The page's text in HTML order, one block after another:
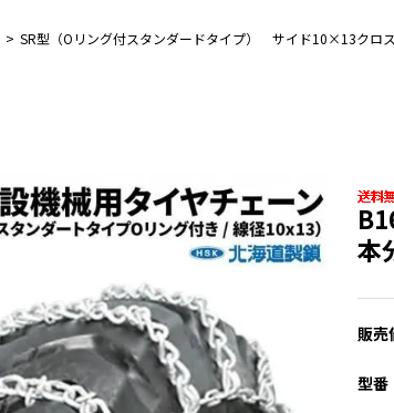
SR型（Oリング付スタンダードタイプ） サイド10×13クロス
本
販売
型番